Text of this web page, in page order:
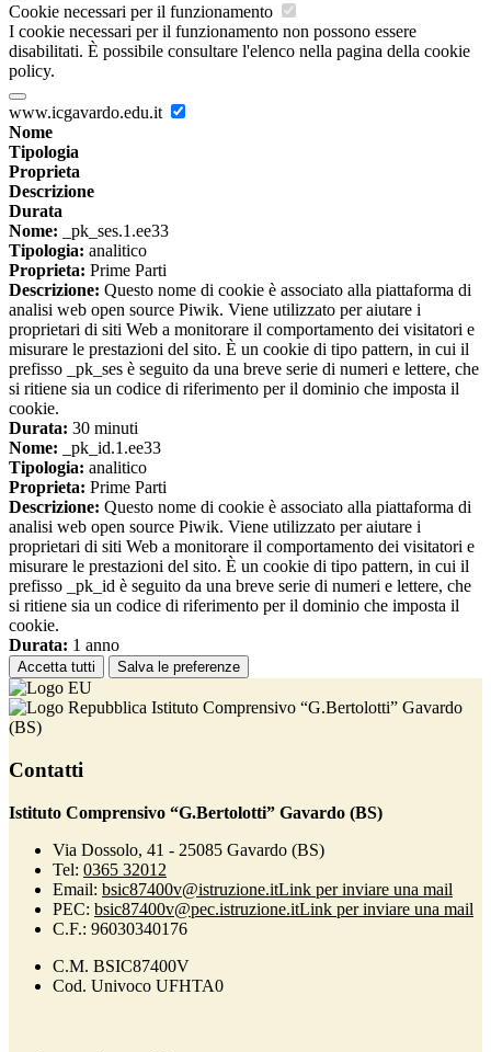
Cookie necessari per il funzionamento
I cookie necessari per il funzionamento non possono essere
disabilitati. È possibile consultare l'elenco nella pagina della cookie
policy.
www.icgavardo.edu.it
Nome
Tipologia
Proprieta
Descrizione
Durata
Nome: _pk_ses.1.ee33
Tipologia: analitico
Proprieta: Prime Parti
Descrizione: Questo nome di cookie è associato alla piattaforma di
analisi web open source Piwik. Viene utilizzato per aiutare i
proprietari di siti Web a monitorare il comportamento dei visitatori e
misurare le prestazioni del sito. È un cookie di tipo pattern, in cui il
prefisso _pk_ses è seguito da una breve serie di numeri e lettere, che
si ritiene sia un codice di riferimento per il dominio che imposta il
cookie.
Durata: 30 minuti
Nome: _pk_id.1.ee33
Tipologia: analitico
Proprieta: Prime Parti
Descrizione: Questo nome di cookie è associato alla piattaforma di
analisi web open source Piwik. Viene utilizzato per aiutare i
proprietari di siti Web a monitorare il comportamento dei visitatori e
misurare le prestazioni del sito. È un cookie di tipo pattern, in cui il
prefisso _pk_id è seguito da una breve serie di numeri e lettere, che
si ritiene sia un codice di riferimento per il dominio che imposta il
cookie.
Durata: 1 anno
Accetta tutti Salva le preferenze
Istituto Comprensivo “G.Bertolotti” Gavardo
(BS)
Contatti
Istituto Comprensivo “G.Bertolotti” Gavardo (BS)
Via Dossolo, 41 - 25085 Gavardo (BS)
Tel: 0365 32012
Email: bsic87400v@istruzione.itLink per inviare una mail
PEC: bsic87400v@pec.istruzione.itLink per inviare una mail
C.F.: 96030340176
C.M. BSIC87400V
Cod. Univoco UFHTA0